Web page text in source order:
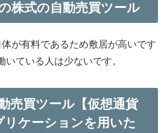
株式の自動売買ツール
が有料であるため敷居が高いです
いている人は少ないです。
売買ツール【仮想通貨
ケーションを用いた